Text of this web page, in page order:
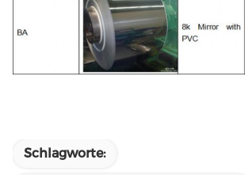
Schlagworte: